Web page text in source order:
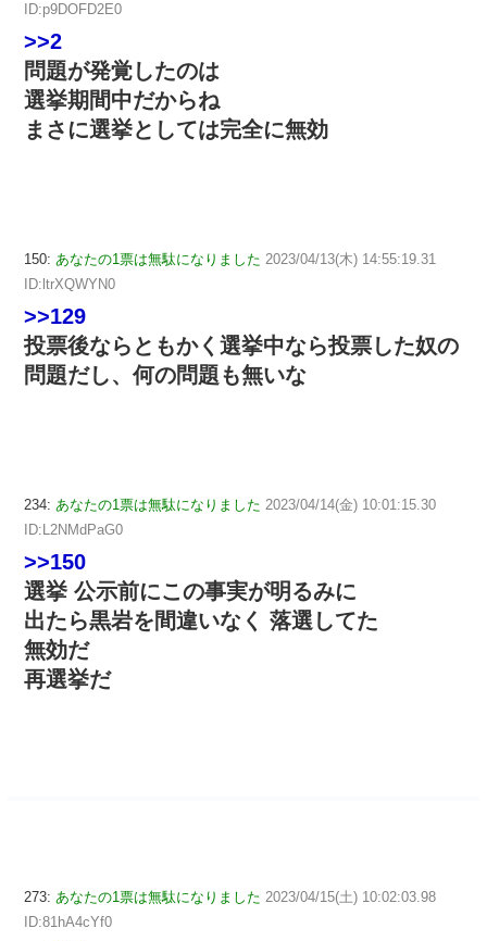
ID:p9DOFD2E0
>>2
問題が発覚したのは
選挙期間中だからね
まさに選挙としては完全に無効
150: あなたの1票は無駄になりました 2023/04/13(木) 14:55:19.31
ID:ltrXQWYN0
>>129
投票後ならともかく選挙中なら投票した奴の
問題だし、何の問題も無いな
234: あなたの1票は無駄になりました 2023/04/14(金) 10:01:15.30
ID:L2NMdPaG0
>>150
選挙 公示前にこの事実が明るみに
出たら黒岩を間違いなく 落選してた
無効だ
再選挙だ
273: あなたの1票は無駄になりました 2023/04/15(土) 10:02:03.98
ID:81hA4cYf0